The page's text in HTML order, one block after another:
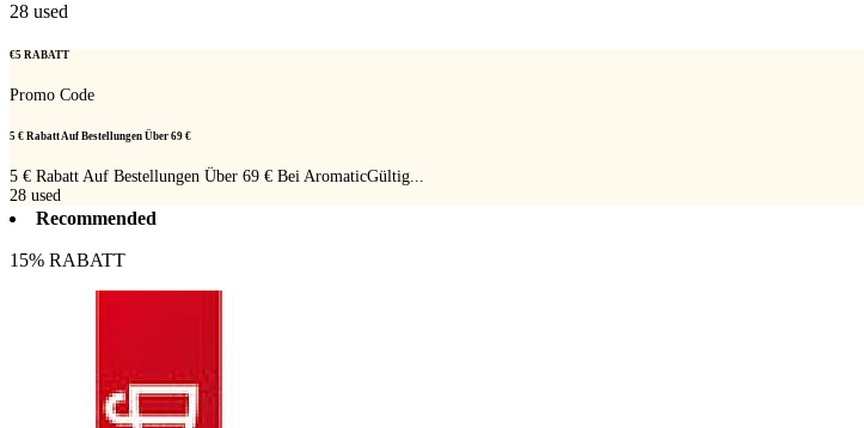
28 used
€5 RABATT
Promo Code
5 € Rabatt Auf Bestellungen Über 69 €
5 € Rabatt Auf Bestellungen Über 69 € Bei AromaticGültig...
28 used
Recommended
15% RABATT